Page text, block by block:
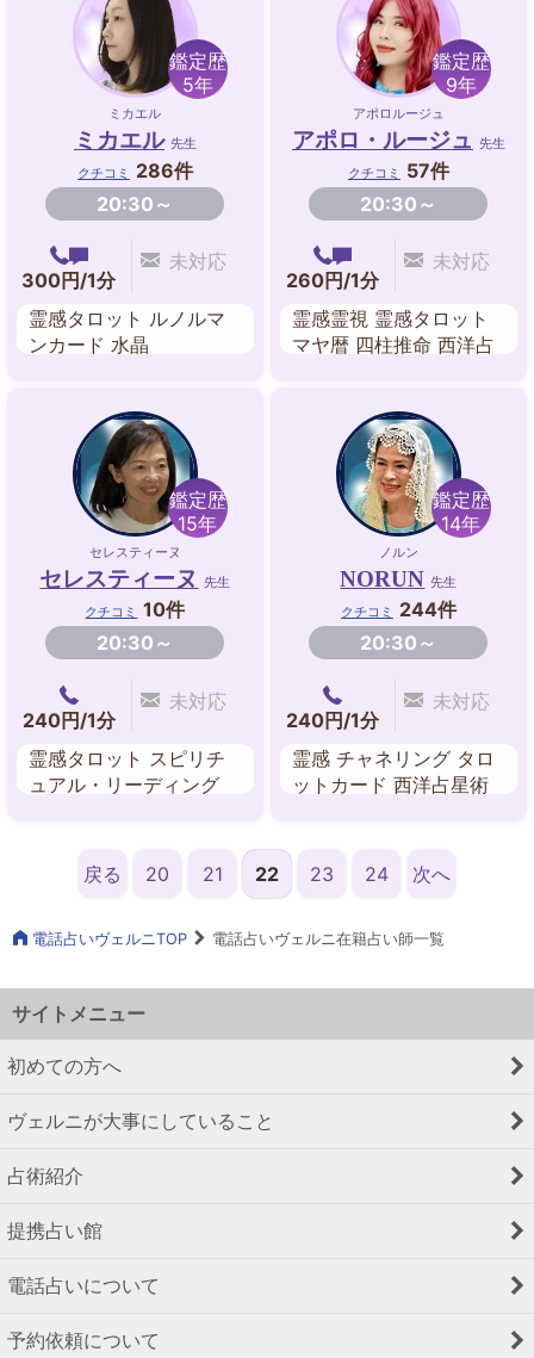
鑑定歴
5年
ミカエル
ミカエル 先生
クチコミ
286件
20:30～
300円/1分
未対応
霊感タロット ルノルマ
ンカード 水晶
鑑定歴
9年
アポロルージュ
アポロ・ルージュ 先生
クチコミ
57件
20:30～
260円/1分
未対応
霊感霊視 霊感タロット
マヤ暦 四柱推命 西洋占
鑑定歴
15年
セレスティーヌ
セレスティーヌ 先生
クチコミ
10件
20:30～
240円/1分
未対応
霊感タロット スピリチ
ュアル・リーディング
術 夢占い 遠隔ヒーリン
鑑定歴
14年
ノルン
NORUN 先生
クチコミ
244件
20:30～
240円/1分
未対応
霊感 チャネリング タロ
ットカード 西洋占星術
ルマンカード
戻る 20 21 22 23 24 次へ
電話占いヴェルニTOP 電話占いヴェルニ在籍占い師一覧
サイトメニュー
初めての方へ
ヴェルニが大事にしていること
占術紹介
提携占い館
電話占いについて
予約依頼について